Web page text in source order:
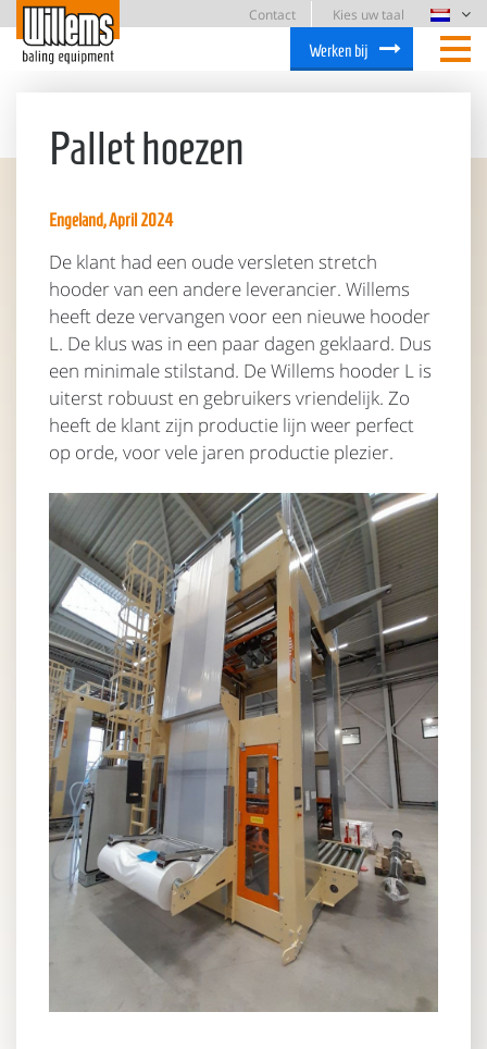
Contact
Kies uw taal
Werken bij
Pallet hoezen
Engeland, April 2024
De klant had een oude versleten stretch
hooder van een andere leverancier. Willems
heeft deze vervangen voor een nieuwe hooder
L. De klus was in een paar dagen geklaard. Dus
een minimale stilstand. De Willems hooder L is
uiterst robuust en gebruikers vriendelijk. Zo
heeft de klant zijn productie lijn weer perfect
op orde, voor vele jaren productie plezier.